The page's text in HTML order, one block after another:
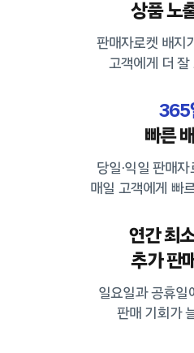
상품 노
판매자로켓 배지
고객에게 더 잘
365
빠른
당일·익일 판매
매일 고객에게 빠
연간 최
추가 판
일요일과 공휴일
판매 기회가